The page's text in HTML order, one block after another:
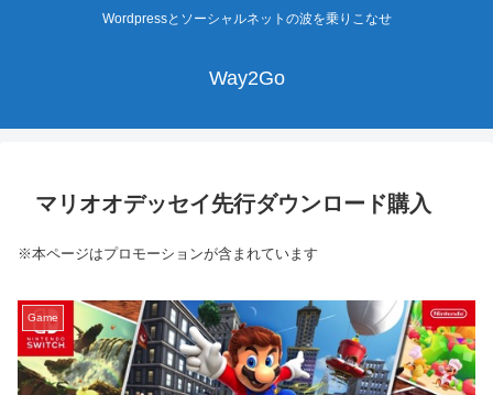
Wordpressとソーシャルネットの波を乗りこなせ
Way2Go
マリオオデッセイ先行ダウンロード購入
※本ページはプロモーションが含まれています
Game